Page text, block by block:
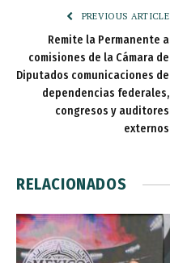
PREVIOUS ARTICLE
Remite la Permanente a
comisiones de la Cámara de
Diputados comunicaciones de
dependencias federales,
congresos y auditores
externos
RELACIONADOS